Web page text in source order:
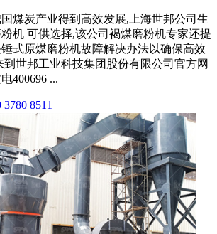
煤炭产业得到高效发展,上海世邦公司生
机 可供选择,该公司褐煤磨粉机专家还提
式原煤磨粉机故障解决办法以确保高效
到世邦工业科技集团股份有限公司官方网
400696 ...
8511